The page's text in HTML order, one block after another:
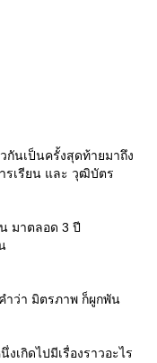
กันเป็นครั้งสุดท้ายมาถึง
รเรียน และ วุฒิบัตร
มาตลอด 3 ปี
ว่า มิตรภาพ ก็ผูกพัน
เกิดไปมีเรื่องราวอะไร